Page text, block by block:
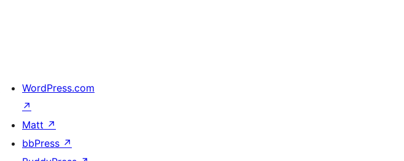
WordPress.com
↗
Matt ↗
bbPress ↗